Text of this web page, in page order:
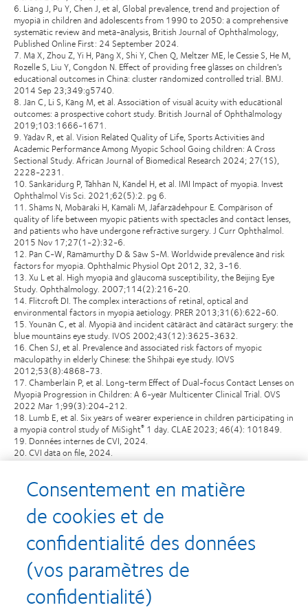
6. Liang J, Pu Y, Chen J, et al, Global prevalence, trend and projection of
myopia in children and adolescents from 1990 to 2050: a comprehensive
systematic review and meta-analysis, British Journal of Ophthalmology,
Published Online First: 24 September 2024.
7. Ma X, Zhou Z, Yi H, Pang X, Shi Y, Chen Q, Meltzer ME, le Cessie S, He M,
Rozelle S, Liu Y, Congdon N. Effect of providing free glasses on children's
educational outcomes in China: cluster randomized controlled trial. BMJ.
2014 Sep 23;349:g5740.
8. Jan C, Li S, Kang M, et al. Association of visual acuity with educational
outcomes: a prospective cohort study. British Journal of Ophthalmology
2019;103:1666-1671.
9. Yadav R, et al. Vision Related Quality of Life, Sports Activities and
Academic Performance Among Myopic School Going children: A Cross
Sectional Study. African Journal of Biomedical Research 2024; 27(1S),
2228-2231.
10. Sankaridurg P, Tahhan N, Kandel H, et al. IMI Impact of myopia. Invest
Ophthalmol Vis Sci. 2021;62(5):2. pg 6.
11. Shams N, Mobaraki H, Kamali M, Jafarzadehpour E. Comparison of
quality of life between myopic patients with spectacles and contact lenses,
and patients who have undergone refractive surgery. J Curr Ophthalmol.
2015 Nov 17;27(1-2):32-6.
12. Pan C-W, Ramamurthy D & Saw S-M. Worldwide prevalence and risk
factors for myopia. Ophthalmic Physiol Opt 2012, 32, 3-16.
13. Xu L et al. High myopia and glaucoma susceptibility, the Beijing Eye
Study. Ophthalmology. 2007;114(2):216-20.
14. Flitcroft DI. The complex interactions of retinal, optical and
environmental factors in myopia aetiology. PRER 2013;31(6):622-60.
15. Younan C, et al. Myopia and incident cataract and cataract surgery: the
blue mountains eye study. IVOS 2002;43(12):3625-3632.
16. Chen SJ, et al. Prevalence and associated risk factors of myopic
maculopathy in elderly Chinese: the Shihpai eye study. IOVS
2012;53(8):4868-73.
17. Chamberlain P, et al. Long-term Effect of Dual-focus Contact Lenses on
Myopia Progression in Children: A 6-year Multicenter Clinical Trial. OVS
2022 Mar 1;99(3):204-212.
18. Lumb E, et al. Six years of wearer experience in children participating in
a myopia control study of MiSight® 1 day. CLAE 2023; 46(4): 101849.
19. Données internes de CVI, 2024.
20. CVI data on file, 2024.
Recompenses
Consentement en matière
de cookies et de
confidentialité des données
(vos paramètres de
confidentialité)